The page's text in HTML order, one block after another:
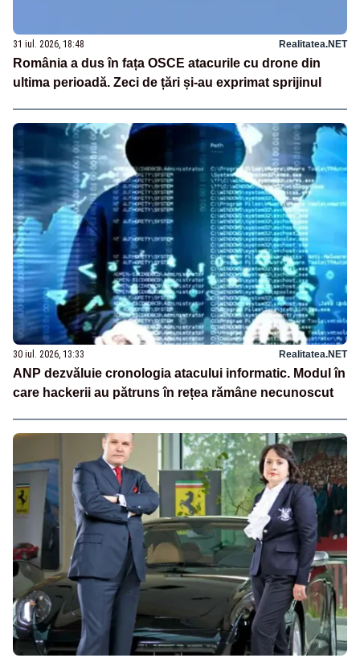
31 iul. 2026, 18:48 Realitatea.NET
România a dus în fața OSCE atacurile cu drone din
ultima perioadă. Zeci de țări și-au exprimat sprijinul
30 iul. 2026, 13:33 Realitatea.NET
ANP dezvăluie cronologia atacului informatic. Modul în
care hackerii au pătruns în rețea rămâne necunoscut